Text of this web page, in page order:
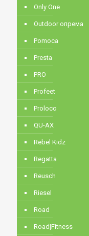
Only One
Outdoor опрема
Pomoca
Presta
PRO
Profeet
Proloco
QU-AX
Rebel Kidz
Regatta
Reusch
Riesel
Road
Road|Fitness